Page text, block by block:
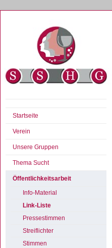
Startseite
Verein
Unsere Gruppen
Thema Sucht
Öffentlichkeitsarbeit
Info-Material
Link-Liste
Pressestimmen
Streiflichter
Stimmen